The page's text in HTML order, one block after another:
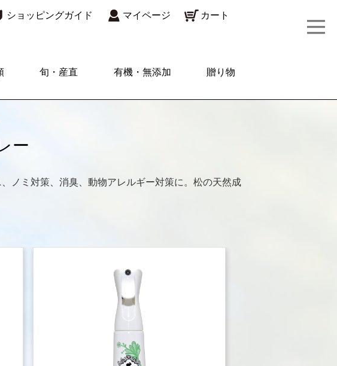
ショッピングガイド マイページ カート
旬・産直 有機・無添加 贈り物
ー
ノミ対策、消臭、動物アレルギー対策に。松の天然成